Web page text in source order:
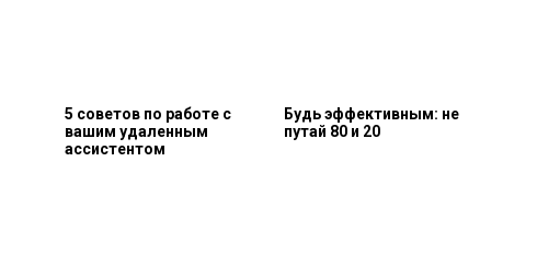
5 советов по работе с
вашим удаленным
ассистентом
Будь эффективным: не
путай 80 и 20